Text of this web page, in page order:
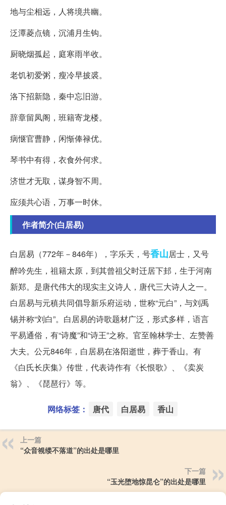
地与尘相远，人将境共幽。
泛潭菱点镜，沉浦月生钩。
厨晓烟孤起，庭寒雨半收。
老饥初爱粥，瘦冷早披裘。
洛下招新隐，秦中忘旧游。
辞章留凤阁，班籍寄龙楼。
病惬官曹静，闲惭俸禄优。
琴书中有得，衣食外何求。
济世才无取，谋身智不周。
应须共心语，万事一时休。
作者简介(白居易)
白居易（772年－846年），字乐天，号香山居士，又号
醉吟先生，祖籍太原，到其曾祖父时迁居下邽，生于河南
新郑。是唐代伟大的现实主义诗人，唐代三大诗人之一。
白居易与元稹共同倡导新乐府运动，世称“元白”，与刘禹
锡并称“刘白”。白居易的诗歌题材广泛，形式多样，语言
平易通俗，有“诗魔”和“诗王”之称。官至翰林学士、左赞善
大夫。公元846年，白居易在洛阳逝世，葬于香山。有
《白氏长庆集》传世，代表诗作有《长恨歌》、《卖炭
翁》、《琵琶行》等。
网络标签： 唐代 白居易 香山
上一篇
“众音覙缕不落道”的出处是哪里
下一篇
“玉光堕地惊昆仑”的出处是哪里